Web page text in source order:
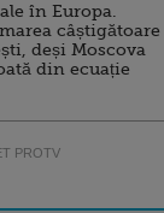
în Europa.
câștigătoare
deși Moscova
din ecuație
PROTV